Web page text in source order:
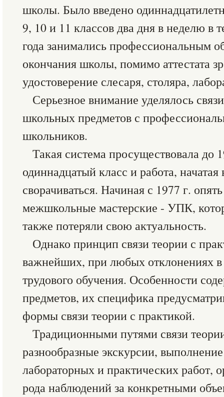
школы. Было введено
9, 10 и 11 классов два дня в неделю в
года занимались профессиональным
окончания школы, помимо аттестата
удостоверение слесаря, столяра,
Серьезное внимание уделялось
школьных предметов с
школьников.
Такая система просуществовала до
одиннадцатый класс и работа, начатая
сворачиваться. Начиная с 1977 г.
межшкольные мастерские - УПК,
также потеряли свою актуальность.
Однако принцип связи теории с
важнейших, при любых отклонениях
трудового обучения. Особенности
предметов, их специфика
формы связи теории с практикой.
Традиционными путями связи
разнообразные экскурсии,
лабораторных и практических работ,
рода наблюдений за конкретными